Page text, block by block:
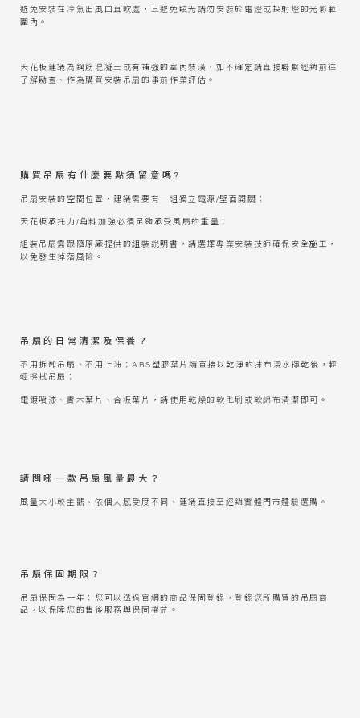
避免安裝在冷氣出風口直吹處，且避免眩光請勿安裝於電燈或投射燈的光影範
圍內。
天花板建議為鋼筋混凝土或有補強的室內裝潢，如不確定請直接聯繫經銷前往
了解勘查、作為購買安裝吊扇的事前作業評估。
購買吊扇有什麼要點須留意嗎?
吊扇安裝的空間位置，建議需要有一組獨立電源/壁面開關；
天花板承托力/角料加強必須足夠承受風扇的重量；
組裝吊扇需跟隨原廠提供的組裝說明書，請選擇專業安裝技師確保安全施工，
以免發生掉落風險。
吊扇的日常清潔及保養？
不用拆卸吊扇、不用上油；ABS塑膠葉片請直接以乾淨的抹布浸水擰乾後，輕
輕擦拭吊扇；
電鍍噴漆、實木葉片、合板葉片，請使用乾燥的軟毛刷或軟綿布清潔即可。
請問哪一款吊扇風量最大？
風量大小較主觀、依個人感受度不同，建議直接至經銷實體門市體驗選購。
吊扇保固期限？
吊扇保固為一年；您可以透過官網的商品保固登錄，登錄您所購買的吊扇商
品，以保障您的售後服務與保固權益。